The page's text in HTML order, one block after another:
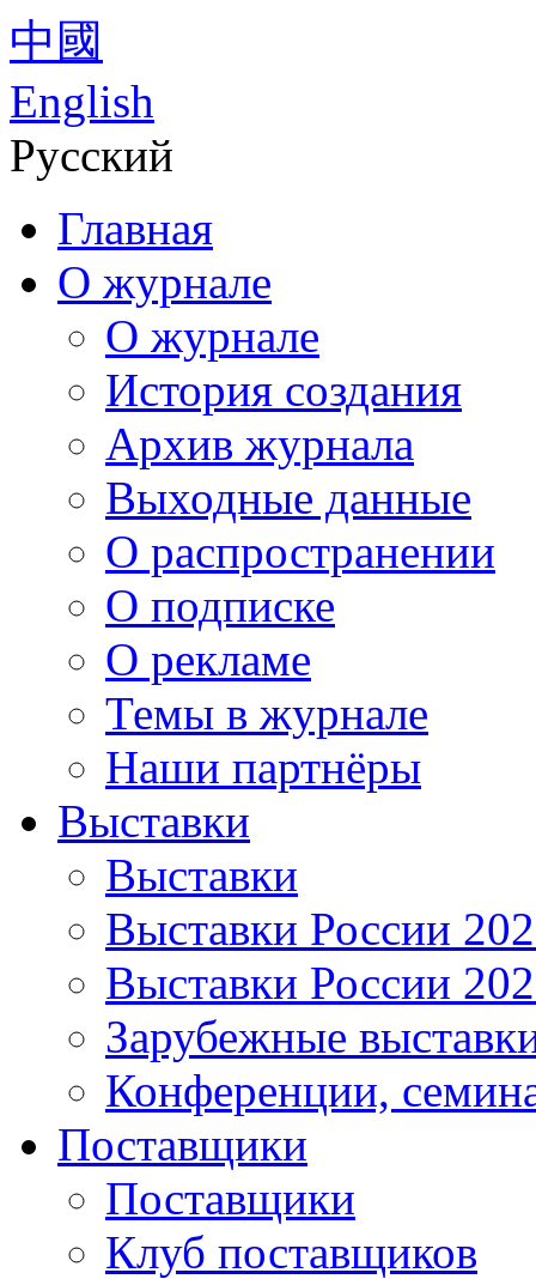
中國
English
Русский
Главная
О журнале
О журнале
История создания
Архив журнала
Выходные данные
О распространении
О подписке
О рекламе
Темы в журнале
Наши партнёры
Выставки
Выставки
Выставки России
Выставки России
Зарубежные
Конференции,
Поставщики
Поставщики
Клуб поставщиков